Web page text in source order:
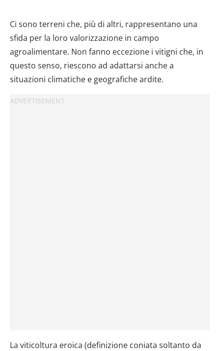
Ci sono terreni che, più di altri, rappresentano una
sfida per la loro valorizzazione in campo
agroalimentare. Non fanno eccezione i vitigni che, in
questo senso, riescono ad adattarsi anche a
situazioni climatiche e geografiche ardite.
La viticoltura eroica (definizione coniata soltanto da